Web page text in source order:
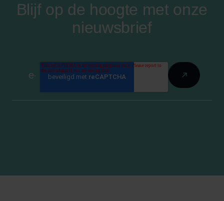
Blijf op de hoogte met onze
nieuwsbrief